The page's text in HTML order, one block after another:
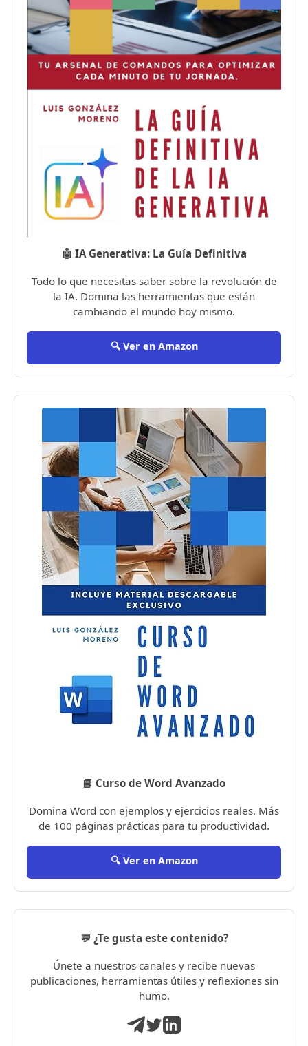
🤖 IA Generativa: La Guía Definitiva
Todo lo que necesitas saber sobre la revolución de
la IA. Domina las herramientas que están
cambiando el mundo hoy mismo.
🔍 Ver en Amazon
📘 Curso de Word Avanzado
Domina Word con ejemplos y ejercicios reales. Más
de 100 páginas prácticas para tu productividad.
🔍 Ver en Amazon
💬 ¿Te gusta este contenido?
Únete a nuestros canales y recibe nuevas
publicaciones, herramientas útiles y reflexiones sin
humo.